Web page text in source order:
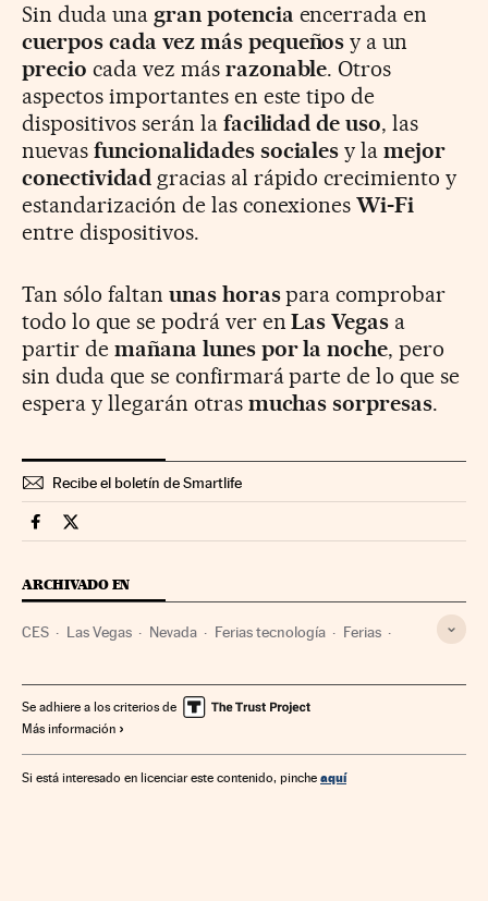
Sin duda una gran potencia encerrada en
cuerpos cada vez más pequeños y a un
precio cada vez más razonable. Otros
aspectos importantes en este tipo de
dispositivos serán la facilidad de uso, las
nuevasfuncionalidades sociales y lamejor
conectividadgracias al rápido crecimiento y
estandarización de las conexionesWi-Fi
entre dispositivos.
Tan sólo faltan unas horaspara comprobar
todo lo que se podrá ver enLas Vegas a
partir de mañana lunes por la noche, pero
sin duda que se confirmará parte de lo que se
espera y llegarán otras muchas sorpresas.
Recibe el boletín de Smartlife
Smartlife Cinco Días en Facebook
Smartlife Cinco Días en Twitter
ARCHIVADO EN
CES Las Vegas Nevada Ferias tecnología Ferias
América Ciencia Comercio Sociedad
Se adhiere a los criterios de
Más información
Si está interesado en licenciar este contenido, pinche aquí